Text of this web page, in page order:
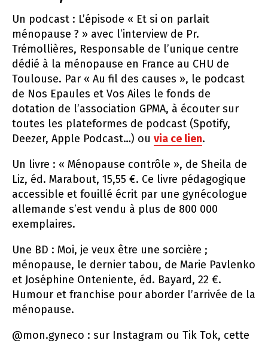
Un podcast : L’épisode « Et si on parlait
ménopause ? » avec l’interview de Pr.
Trémollières, Responsable de l’unique centre
dédié à la ménopause en France au CHU de
Toulouse. Par « Au fil des causes », le podcast
de Nos Epaules et Vos Ailes le fonds de
dotation de l’association GPMA, à écouter sur
toutes les plateformes de podcast (Spotify,
Deezer, Apple Podcast…) ou via ce lien.
Un livre : « Ménopause contrôle », de Sheila de
Liz, éd. Marabout, 15,55 €. Ce livre pédagogique
accessible et fouillé écrit par une gynécologue
allemande s’est vendu à plus de 800 000
exemplaires.
Une BD : Moi, je veux être une sorcière ;
ménopause, le dernier tabou, de Marie Pavlenko
et Joséphine Onteniente, éd. Bayard, 22 €.
Humour et franchise pour aborder l’arrivée de la
ménopause.
@mon.gyneco : sur Instagram ou Tik Tok, cette